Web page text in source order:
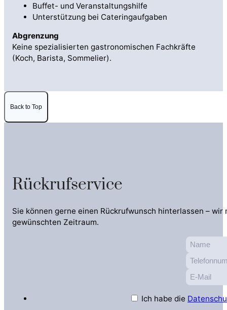
Buffet- und Veranstaltungshilfe
Unterstützung bei Cateringaufgaben
Abgrenzung
Keine spezialisierten gastronomischen Fachkräfte
(Koch, Barista, Sommelier).
Back to Top
Rückrufservice
Sie können gerne einen Rückrufwunsch hinterlassen – wir
gewünschten Zeitraum.
Ich habe die